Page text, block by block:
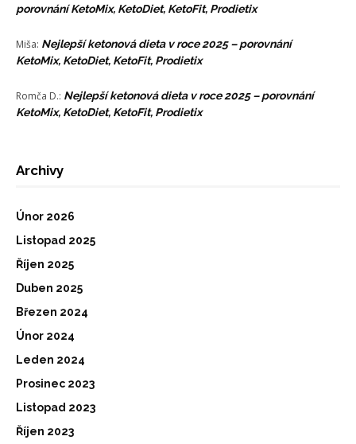
porovnání KetoMix, KetoDiet, KetoFit, Prodietix
Miša: Nejlepší ketonová dieta v roce 2025 – porovnání
KetoMix, KetoDiet, KetoFit, Prodietix
Romča D.: Nejlepší ketonová dieta v roce 2025 – porovnání
KetoMix, KetoDiet, KetoFit, Prodietix
Archivy
Únor 2026
Listopad 2025
Říjen 2025
Duben 2025
Březen 2024
Únor 2024
Leden 2024
Prosinec 2023
Listopad 2023
Říjen 2023